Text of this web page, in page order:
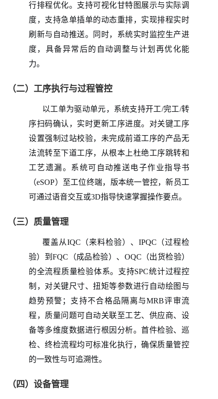
行排程优化。支持可视化甘特图展示与实际调
度，支持急单插单的动态重排，实现排程实时
刷新与自动推送。同时，系统实时监控生产进
度，具备异常后的自动调整与计划再优化能
力。
（二）工序执行与过程管控
以工单为驱动单元，系统支持开工/完工/转
序扫码确认，实时更新工序进度。对关键工序
设置强制过站校验，未完成前道工序的产品无
法流转至下道工序，从根本上杜绝工序跳转和
工艺遗漏。系统可自动推送电子作业指导书
（eSOP）至工位终端，版本统一管控，新员工
可通过语音交互或3D指导快速掌握操作要点。
（三）质量管理
覆盖从IQC（来料检验）、IPQC（过程检
验）到FQC（成品检验）、OQC（出货检验）
的全流程质量检验体系。支持SPC统计过程控
制，对关键尺寸、扭矩等参数进行自动绘图与
趋势预警；支持不合格品隔离与MRB评审流
程，质量问题可自动关联至工艺、供应商、设
备等多维度数据进行根因分析。首件检验、巡
检、终检流程均可标准化执行，确保质量管控
的一致性与可追溯性。
（四）设备管理